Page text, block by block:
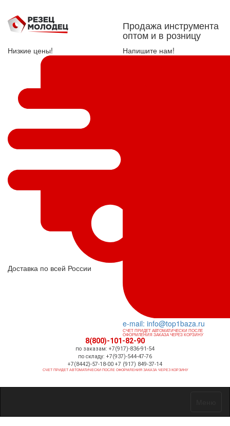
Продажа инструмента
оптом и в розницу
Низкие цены!
Доставка по всей России
Напишите нам!
e-mail: info@top1baza.ru
СЧЕТ ПРИДЕТ АВТОМАТИЧЕСКИ ПОСЛЕ
ОФОРМЛЕНИЯ ЗАКАЗА ЧЕРЕЗ КОРЗИНУ
8(800)-101-82-90
по заказам: +7(917)-836-91-54
по складу: +7(937)-544-47-76
+7(8442)-57-18-00 +7 (917) 849-37-14
СЧЕТ ПРИДЕТ АВТОМАТИЧЕСКИ ПОСЛЕ ОФОРМЛЕНИЯ ЗАКАЗА ЧЕРЕЗ КОРЗИНУ